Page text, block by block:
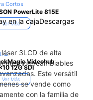
Cortos
PowerLite 815E
Ver Más
Videohub
12G SDI
Ver Más
en la cajaDescargas
3LCD de alta
intercambiables
Este versátil
se vende como
con la familia de